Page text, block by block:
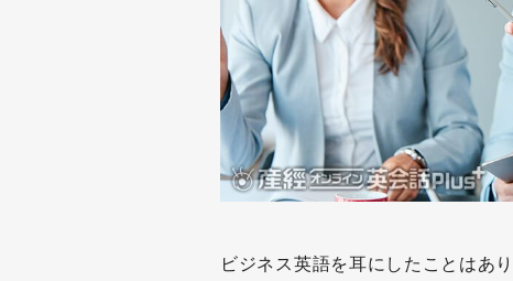
ビジネス英語を耳にしたことはあ